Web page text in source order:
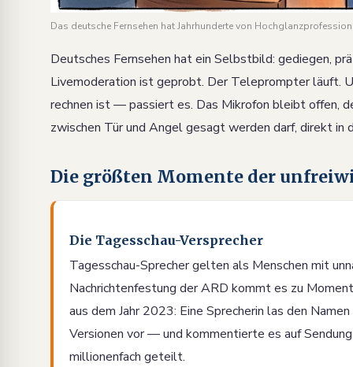
Das deutsche Fernsehen hat Jahrhunderte von
Deutsches Fernsehen hat ein Selbstbild: gediegen,
Livemoderation ist geprobt. Der Teleprompter läuft.
rechnen ist — passiert es. Das Mikrofon bleibt offen,
zwischen Tür und Angel gesagt werden darf, direkt in
Die größten Momente der
Die Tagesschau-Versprecher
Tagesschau-Sprecher gelten als Menschen mit
Nachrichtenfestung der ARD kommt es zu
aus dem Jahr 2023: Eine Sprecherin las den
Versionen vor — und kommentierte es auf
millionenfach geteilt.